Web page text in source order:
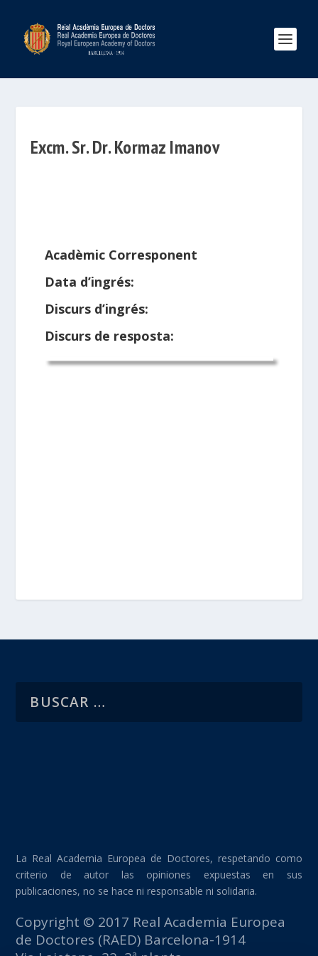
Excm. Sr. Dr. Kormaz Imanov
Acadèmic Corresponent
Data d’ingrés:
Discurs d’ingrés:
Discurs de resposta:
La Real Academia Europea de Doctores, respetando como
criterio de autor las opiniones expuestas en sus
publicaciones, no se hace ni responsable ni solidaria.
Copyright © 2017 Real Academia Europea
de Doctores (RAED) Barcelona-1914